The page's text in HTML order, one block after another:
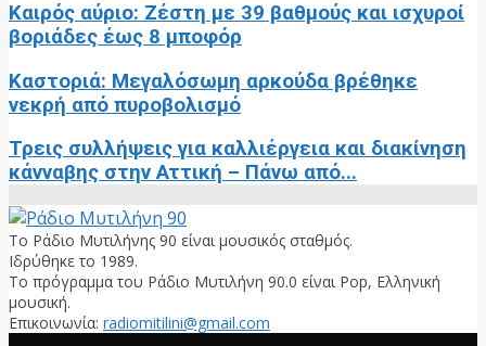
Καιρός αύριο: Ζέστη με 39 βαθμούς και ισχυροί
βοριάδες έως 8 μποφόρ
Καστοριά: Μεγαλόσωμη αρκούδα βρέθηκε
νεκρή από πυροβολισμό
Τρεις συλλήψεις για καλλιέργεια και διακίνηση
κάνναβης στην Αττική – Πάνω από...
Το Ράδιο Μυτιλήνης 90 είναι μουσικός σταθμός.
Ιδρύθηκε το 1989.
Το πρόγραμμα του Ράδιο Μυτιλήνη 90.0 είναι Pop, Ελληνική
μουσική.
Επικοινωνία: radiomitilini@gmail.com